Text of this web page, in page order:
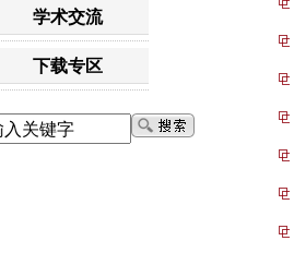
学术交流
下载专区